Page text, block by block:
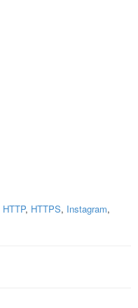
HTTP, HTTPS, Instagram,